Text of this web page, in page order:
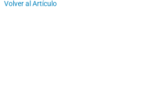
Volver al Artículo